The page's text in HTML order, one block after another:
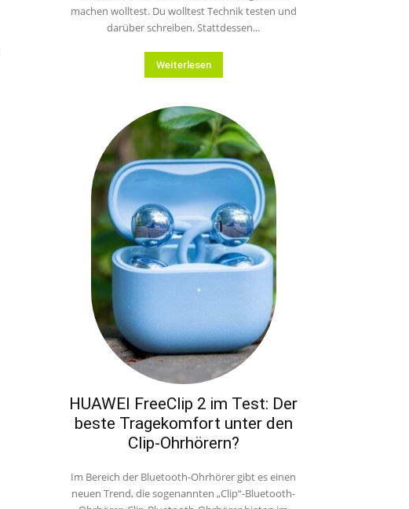
machen wolltest. Du wolltest Technik testen und
darüber schreiben. Stattdessen...
Weiterlesen
HUAWEI FreeClip 2 im Test: Der
beste Tragekomfort unter den
Clip-Ohrhörern?
Im Bereich der Bluetooth-Ohrhörer gibt es einen
neuen Trend, die sogenannten „Clip“-Bluetooth-